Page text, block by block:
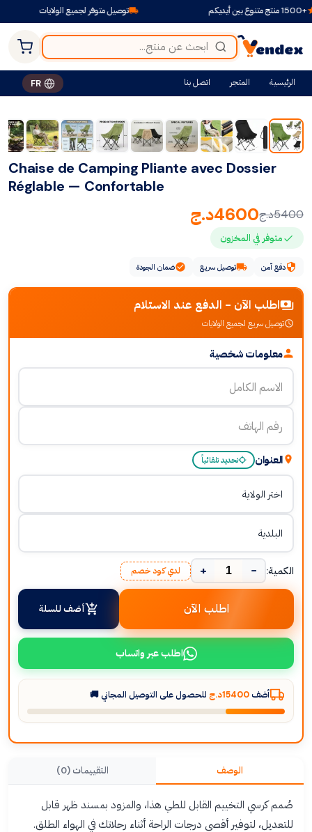
توصيل متوفر لجميع الولايات
الرئيسية المتجر اتصل بنا FR
-15%
Chaise de Camping Pliante avec Dossier
Réglable — Confortable
5400د.ج4600د.ج
متوفر في المخزون
دفع آمن توصيل سريع ضمان الجودة
اطلب الآن - الدفع عند الاستلام
توصيل سريع لجميع الولايات
معلومات شخصية
العنوان تحديد تلقائياً
الكمية: −
+ لدي كود خصم
اطلب الآن أضف للسلة
اطلب عبر واتساب
أضف 15400د.ج للحصول على التوصيل المجاني 🚚
الوصف التقييمات (0)
صُمم كرسي التخييم القابل للطي هذا، والمزود بمسند ظهر قابل
للتعديل، لتوفير أقصى درجات الراحة أثناء رحلاتك في الهواء الطلق.